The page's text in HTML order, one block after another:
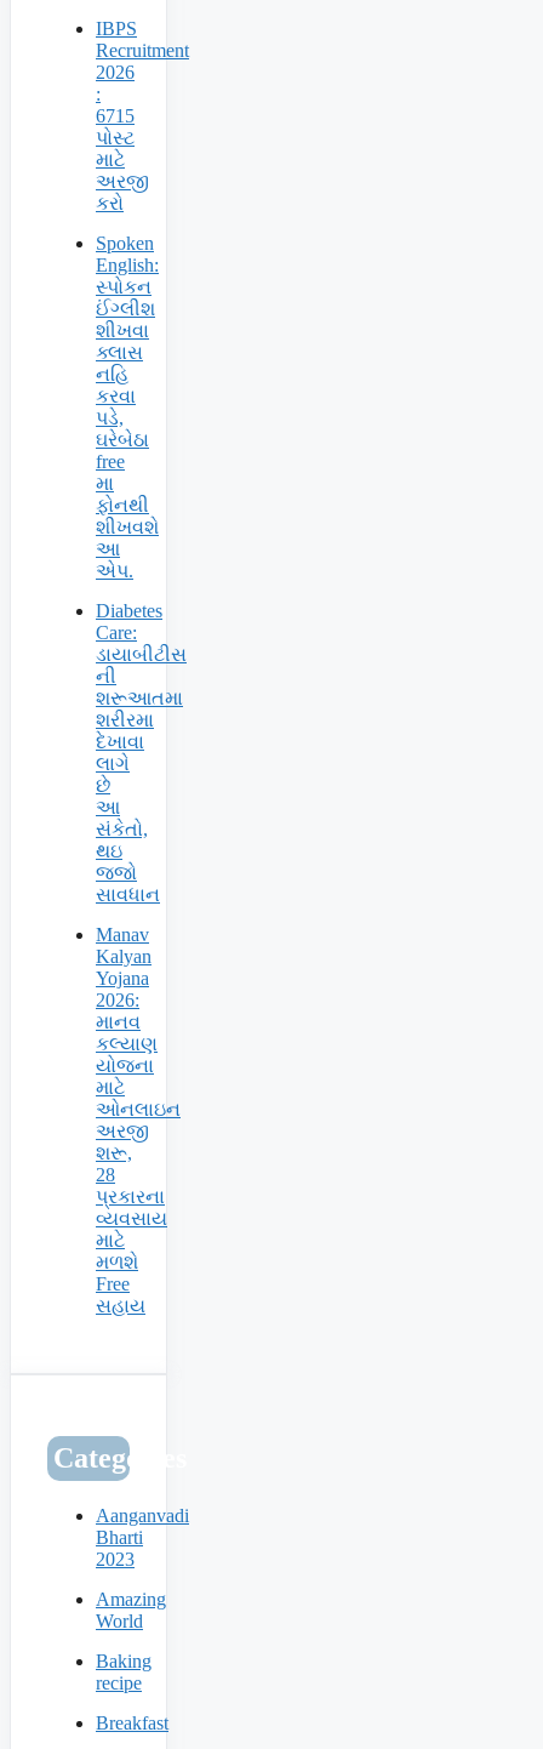
IBPS
Recruitment
2026
:
6715
પોસ્ટ
માટે
અરજી
કરો
Spoken
English:
સ્પોકન
ઈંગ્લીશ
શીખવા
ક્લાસ
નહિ
કરવા
પડે,
ઘરેબેઠા
free
મા
ફોનથી
શીખવશે
આ
એપ.
Diabetes
Care:
ડાયાબીટીસ
ની
શરૂઆતમા
શરીરમા
દેખાવા
લાગે
છે
આ
સંકેતો,
થઇ
જજો
સાવધાન
Manav
Kalyan
Yojana
2026:
માનવ
કલ્યાણ
યોજના
માટે
ઓનલાઇન
અરજી
શરૂ,
28
પ્રકારના
વ્યવસાય
માટે
મળશે
Free
સહાય
Categories
Aanganvadi
Bharti
2023
Amazing
World
Baking
recipe
Breakfast